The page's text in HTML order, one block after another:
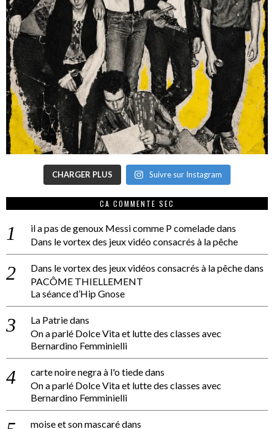
CHARGER PLUS Suivre sur Instagram
CA COMMENTE SEC
il a pas de genoux Messi comme P comeladedans
Dans le vortex des jeux vidéo consacrés à la pêche
Dans le vortex des jeux vidéos consacrés à la pêchedans
PACÔME THIELLEMENT
La séance d’Hip Gnose
La Patriedans
On a parlé Dolce Vita et lutte des classes avec
Bernardino Femminielli
carte noire negra à l'o tiededans
On a parlé Dolce Vita et lutte des classes avec
Bernardino Femminielli
moise et son mascarédans